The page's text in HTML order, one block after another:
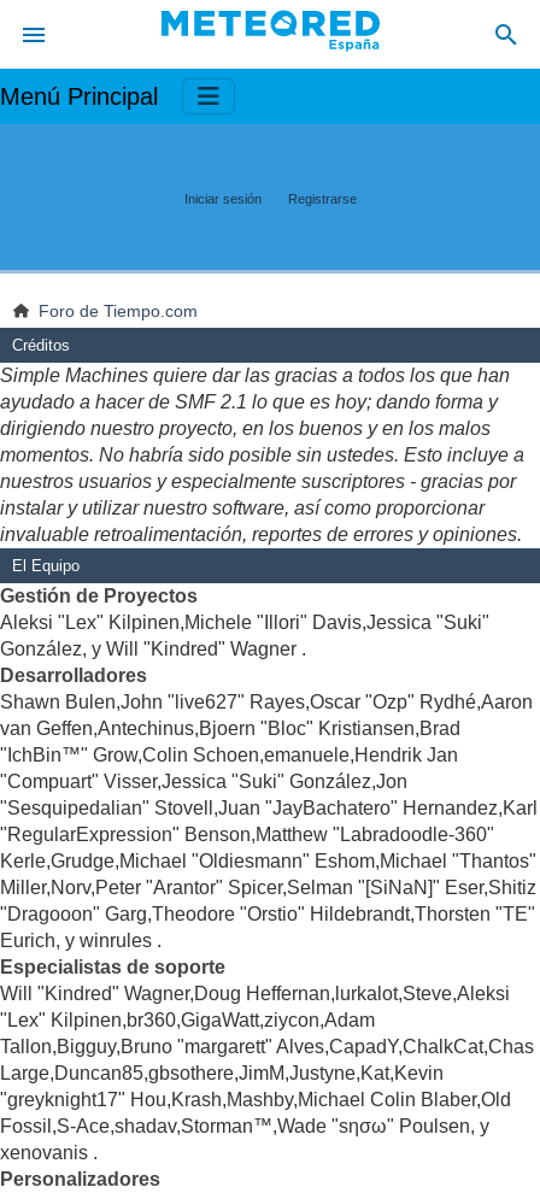
Menú Principal
Iniciar sesión Registrarse
Foro de Tiempo.com
Créditos
Simple Machines quiere dar las gracias a todos los que han
ayudado a hacer de SMF 2.1 lo que es hoy; dando forma y
dirigiendo nuestro proyecto, en los buenos y en los malos
momentos. No habría sido posible sin ustedes. Esto incluye a
nuestros usuarios y especialmente suscriptores - gracias por
instalar y utilizar nuestro software, así como proporcionar
invaluable retroalimentación, reportes de errores y opiniones.
El Equipo
Gestión de Proyectos
Aleksi "Lex" Kilpinen,Michele "Illori" Davis,Jessica "Suki"
González, y Will "Kindred" Wagner .
Desarrolladores
Shawn Bulen,John "live627" Rayes,Oscar "Ozp" Rydhé,Aaron
van Geffen,Antechinus,Bjoern "Bloc" Kristiansen,Brad
"IchBin™" Grow,Colin Schoen,emanuele,Hendrik Jan
"Compuart" Visser,Jessica "Suki" González,Jon
"Sesquipedalian" Stovell,Juan "JayBachatero" Hernandez,Karl
"RegularExpression" Benson,Matthew "Labradoodle-360"
Kerle,Grudge,Michael "Oldiesmann" Eshom,Michael "Thantos"
Miller,Norv,Peter "Arantor" Spicer,Selman "[SiNaN]" Eser,Shitiz
"Dragooon" Garg,Theodore "Orstio" Hildebrandt,Thorsten "TE"
Eurich, y winrules .
Especialistas de soporte
Will "Kindred" Wagner,Doug Heffernan,lurkalot,Steve,Aleksi
"Lex" Kilpinen,br360,GigaWatt,ziycon,Adam
Tallon,Bigguy,Bruno "margarett" Alves,CapadY,ChalkCat,Chas
Large,Duncan85,gbsothere,JimM,Justyne,Kat,Kevin
"greyknight17" Hou,Krash,Mashby,Michael Colin Blaber,Old
Fossil,S-Ace,shadav,Storman™,Wade "sησω" Poulsen, y
xenovanis .
Personalizadores